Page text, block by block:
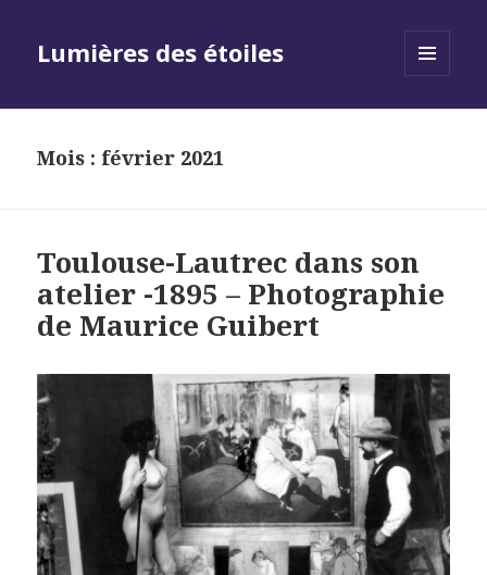
Lumières des étoiles
Mois : février 2021
Toulouse-Lautrec dans son
atelier -1895 – Photographie
de Maurice Guibert